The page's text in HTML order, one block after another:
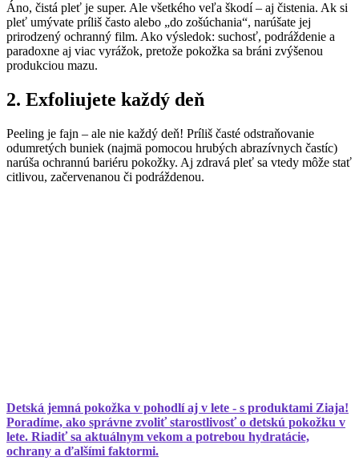
Áno, čistá pleť je super. Ale všetkého veľa škodí – aj čistenia. Ak si
pleť umývate príliš často alebo „do zošúchania“, narúšate jej
prirodzený ochranný film. Ako výsledok: suchosť, podráždenie a
paradoxne aj viac vyrážok, pretože pokožka sa bráni zvýšenou
produkciou mazu.
2. Exfoliujete každý deň
Peeling je fajn – ale nie každý deň! Príliš časté odstraňovanie
odumretých buniek (najmä pomocou hrubých abrazívnych častíc)
narúša ochrannú bariéru pokožky. Aj zdravá pleť sa vtedy môže stať
citlivou, začervenanou či podráždenou.
Detská jemná pokožka v pohodlí aj v lete - s produktami Ziaja!
Poradíme, ako správne zvoliť starostlivosť o detskú pokožku v
lete. Riadiť sa aktuálnym vekom a potrebou hydratácie,
ochrany a ďalšími faktormi.